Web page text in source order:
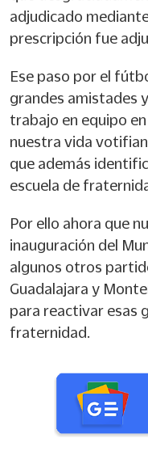
adjudicado
prescripción fue
Ese paso por el
grandes amistades
trabajo en equipo
nuestra vida
que además
escuela de
Por ello ahora que
inauguración del
algunos otros
Guadalajara y
para reactivar esas
fraternidad.